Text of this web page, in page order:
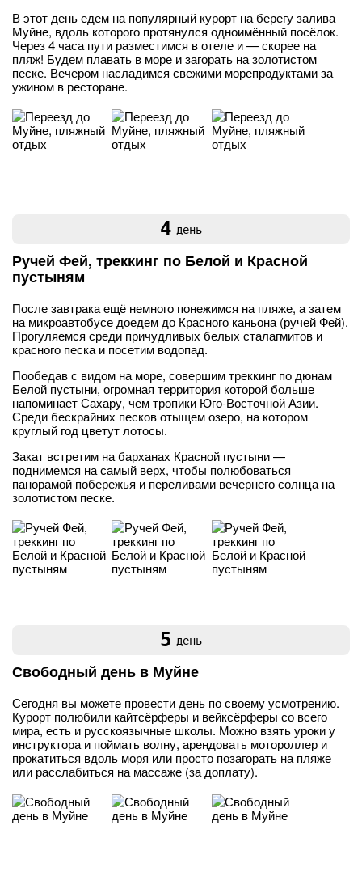
В этот день едем на популярный курорт на берегу залива
Муйне, вдоль которого протянулся одноимённый посёлок.
Через 4 часа пути разместимся в отеле и — скорее на
пляж! Будем плавать в море и загорать на золотистом
песке. Вечером насладимся свежими морепродуктами за
ужином в ресторане.
4 день
Ручей Фей, треккинг по Белой и Красной
пустыням
После завтрака ещё немного понежимся на пляже, а затем
на микроавтобусе доедем до Красного каньона (ручей Фей).
Прогуляемся среди причудливых белых сталагмитов и
красного песка и посетим водопад.
Пообедав с видом на море, совершим треккинг по дюнам
Белой пустыни, огромная территория которой больше
напоминает Сахару, чем тропики Юго-Восточной Азии.
Среди бескрайних песков отыщем озеро, на котором
круглый год цветут лотосы.
Закат встретим на барханах Красной пустыни —
поднимемся на самый верх, чтобы полюбоваться
панорамой побережья и переливами вечернего солнца на
золотистом песке.
5 день
Свободный день в Муйне
Сегодня вы можете провести день по своему усмотрению.
Курорт полюбили кайтсёрферы и вейксёрферы со всего
мира, есть и русскоязычные школы. Можно взять уроки у
инструктора и поймать волну, арендовать мотороллер и
прокатиться вдоль моря или просто позагорать на пляже
или расслабиться на массаже (за доплату).